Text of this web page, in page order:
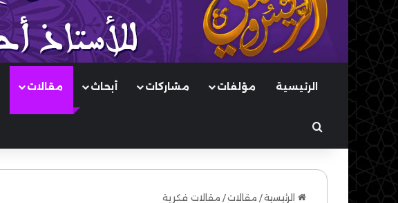
الرئيسية مؤلفات مشاركات أبحاث مقالات
بحث عن
الرئيسية/ مقالات/ مقالات فكرية